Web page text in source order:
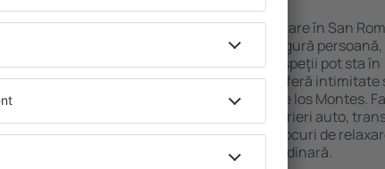
Puteți alege dintr-o ofertă variată de cazare în San
Montes, inclusiv proprietăți pentru o singură
familii, persoane ȋn vârstă și grupuri. Oaspeţii pot sta în
apartamente, hoteluri și pensiuni care oferă intimitate
situate în centrul orașului San Roman de los Montes.
din apropiere, inclusiv companii de închirieri auto,
public, magazine, centre de reparaţii și locuri de
distracţie, garantează o vacanță extraordinară.